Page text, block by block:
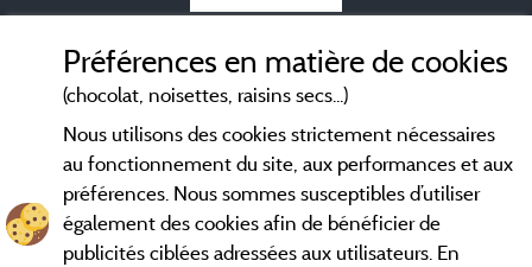
Conditions générales d'utilisation
Contact
CGV
Préférences en matière de cookies
(chocolat, noisettes, raisins secs...)
Nous utilisons des cookies strictement nécessaires
au fonctionnement du site, aux performances et aux
préférences. Nous sommes susceptibles d’utiliser
également des cookies afin de bénéficier de
publicités ciblées adressées aux utilisateurs. En